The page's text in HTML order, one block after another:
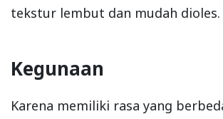
tekstur lembut dan mudah dioles.
Kegunaan
Karena memiliki rasa yang